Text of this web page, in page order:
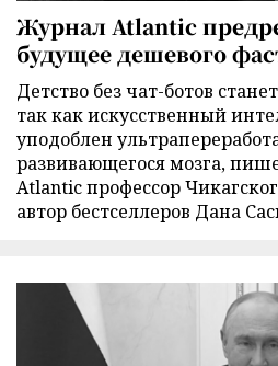
Журнал Atlantic
будущее дешевого
Детство без чат-ботов
так как искусственный
уподоблен
развивающегося мозга,
Atlantic профессор
автор бестселлеров Дана